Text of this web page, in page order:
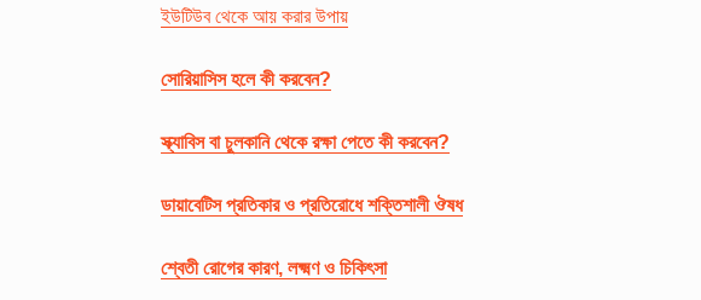
ইউটিউব থেকে আয় করার উপায়
সোরিয়াসিস হলে কী করবেন?
স্ক্যাবিস বা চুলকানি থেকে রক্ষা পেতে কী করবেন?
ডায়াবেটিস প্রতিকার ও প্রতিরোধে শক্তিশালী ঔষধ
শ্বেতী রোগের কারণ, লক্ষ্মণ ও চিকিৎসা